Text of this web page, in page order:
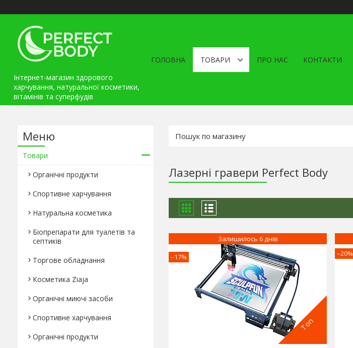
Інтернет-магазин здорового
харчування, натуральної косметики,
вітамінів та cуперфудів
ГОЛОВНА ТОВАРИ ПРО НАС КОНТАКТИ
Лазерні гравери Perfect Body
Топ
–17%
Залишилось 6 днів
–20%
Товари
Органічні продукти
Спортивне харчування
Натуральна косметика
Біопрепарати для туалетів та
септиків
Торгове обладнання
Косметика Ziaja
Органічні миючі засоби
Спортивне харчування
Органічні продукти